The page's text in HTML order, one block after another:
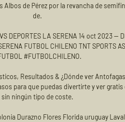
de Pérez por la revancha de
de.
DEPORTES LA SERENA 14 oct 2023 —
FUTBOL CHILENO TNT SPORTS
#FUTBOLCHILENO.
Resultados & ¿Dónde ver
para que puedas divertirte y ver
sin ningún tipo de coste.
Durazno Flores Florida uruguay